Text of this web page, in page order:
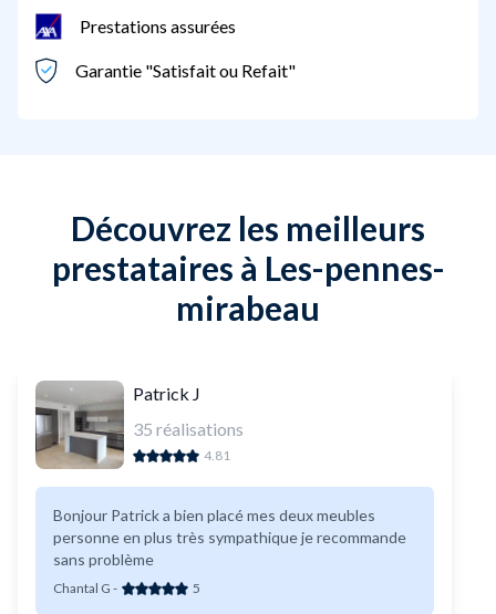
Prestations assurées
Garantie "Satisfait ou Refait"
Découvrez les meilleurs
prestataires à Les-pennes-
mirabeau
Patrick J
35 réalisations
4.81
Bonjour Patrick a bien placé mes deux meubles
personne en plus très sympathique je recommande
sans problème
Chantal G - 5